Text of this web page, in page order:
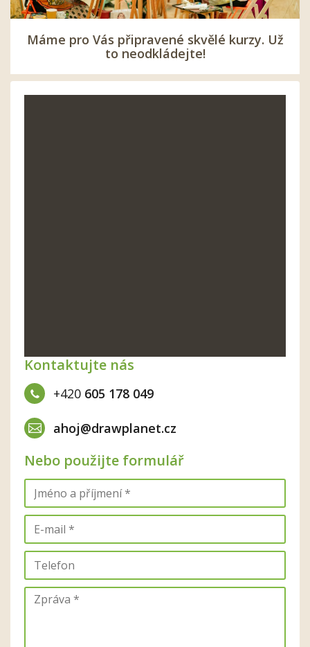
Máme pro Vás připravené skvělé kurzy. Už
to neodkládejte!
Kontaktujte nás
+420 605 178 049
ahoj@drawplanet.cz
Nebo použijte formulář